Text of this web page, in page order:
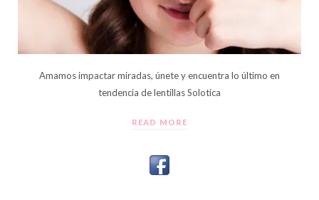
Amamos impactar miradas, únete y encuentra lo último en
tendencia de lentillas Solotica
READ MORE